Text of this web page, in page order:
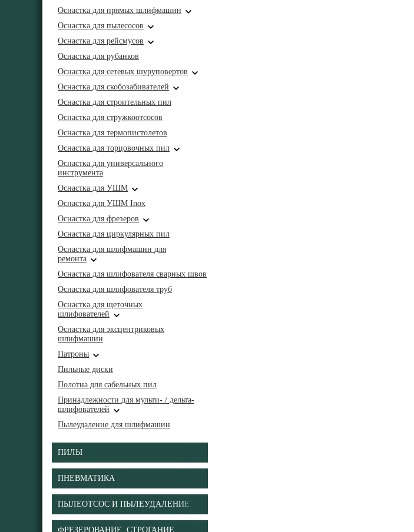
Оснастка для прямых шлифмашин
Оснастка для пылесосов
Оснастка для рейсмусов
Оснастка для рубанков
Оснастка для сетевых шуруповертов
Оснастка для скобозабивателей
Оснастка для строительных пил
Оснастка для стружкоотсосов
Оснастка для термопистолетов
Оснастка для торцовочных пил
Оснастка для универсального
инструмента
Оснастка для УШМ
Оснастка для УШМ Inox
Оснастка для фрезеров
Оснастка для циркулярных пил
Оснастка для шлифмашин для
ремонта
Оснастка для шлифователя сварных швов
Оснастка для шлифователя труб
Оснастка для щеточных
шлифователей
Оснастка для эксцентриковых
шлифмашин
Патроны
Пильные диски
Полотна для сабельных пил
Принадлежности для мульти- / дельта-
шлифователей
Пылеудаление для шлифмашин
ПИЛЫ
ПНЕВМАТИКА
ПЫЛЕОТСОС И ПЫЛЕУДАЛЕНИЕ
ФРЕЗЕРОВАНИЕ, СТРОГАНИЕ